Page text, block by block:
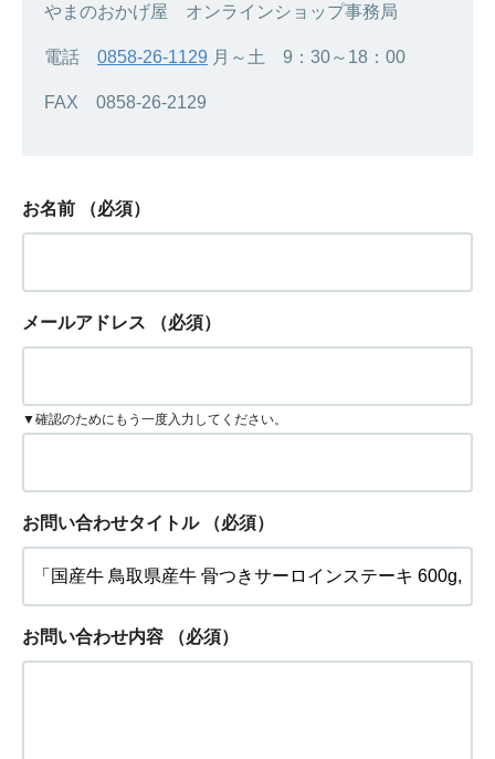
やまのおかげ屋 オンラインショップ事務局
電話 0858-26-1129 月～土 9：30～18：00
FAX 0858-26-2129
お名前 （必須）
メールアドレス （必須）
▼確認のためにもう一度入力してください。
お問い合わせタイトル （必須）
お問い合わせ内容 （必須）